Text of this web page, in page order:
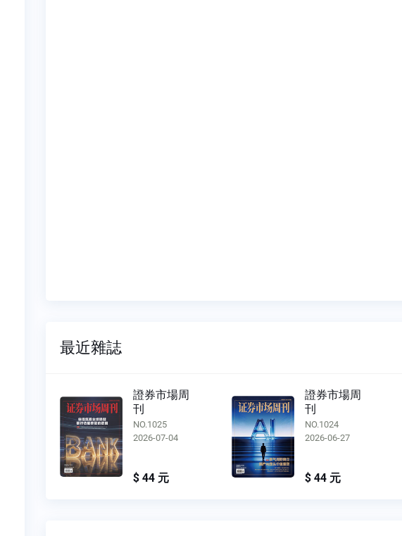
最近雜誌
證券市場周
刊
NO.1025
2026-07-04
$ 44 元
證券市場周
刊
NO.1024
2026-06-27
$ 44 元